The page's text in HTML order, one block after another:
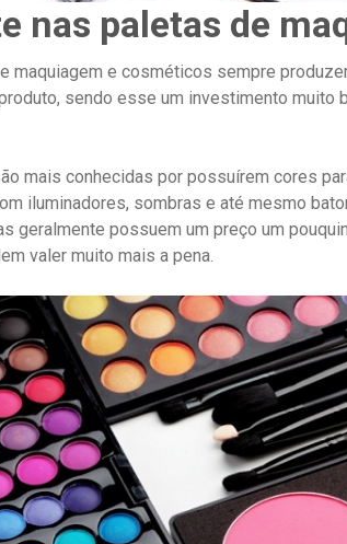
nas paletas de
maquiagem e cosméticos sempre
sendo esse um investimento muito
mais conhecidas por possuírem cores
iluminadores, sombras e até mesmo
geralmente possuem um preço um
valer muito mais a pena.